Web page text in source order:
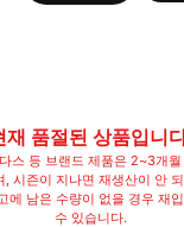
재 품절된 상품입니
스 등 브랜드 제품은 2~3개
, 시즌이 지나면 재생산이 안
에 남은 수량이 없을 경우 재
수 있습니다.